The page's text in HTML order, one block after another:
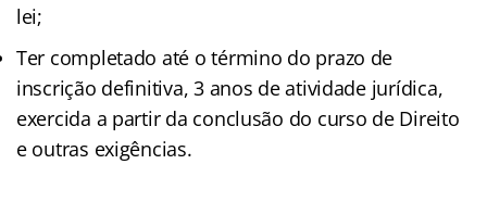
lei;
Ter completado até o término do prazo de
inscrição definitiva, 3 anos de atividade jurídica,
exercida a partir da conclusão do curso de Direito
e outras exigências.